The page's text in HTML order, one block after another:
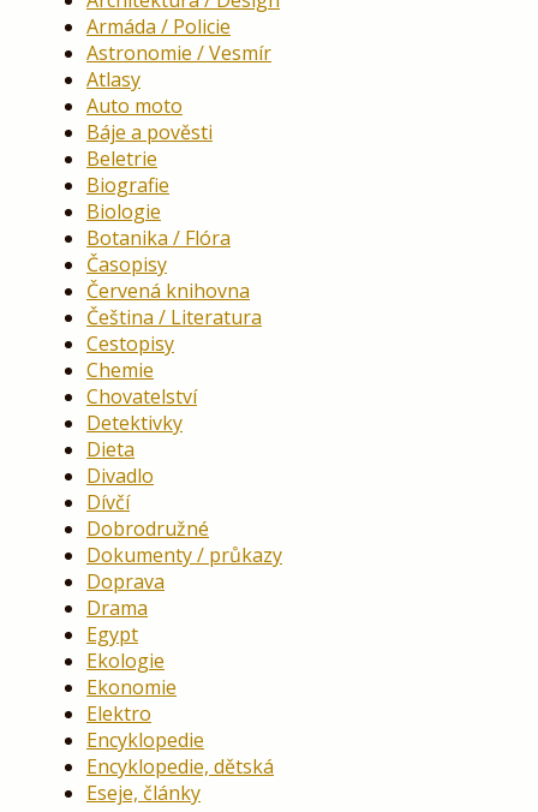
Armáda / Policie
Astronomie / Vesmír
Atlasy
Auto moto
Báje a pověsti
Beletrie
Biografie
Biologie
Botanika / Flóra
Časopisy
Červená knihovna
Čeština / Literatura
Cestopisy
Chemie
Chovatelství
Detektivky
Dieta
Divadlo
Dívčí
Dobrodružné
Dokumenty / průkazy
Doprava
Drama
Egypt
Ekologie
Ekonomie
Elektro
Encyklopedie
Encyklopedie, dětská
Eseje, články